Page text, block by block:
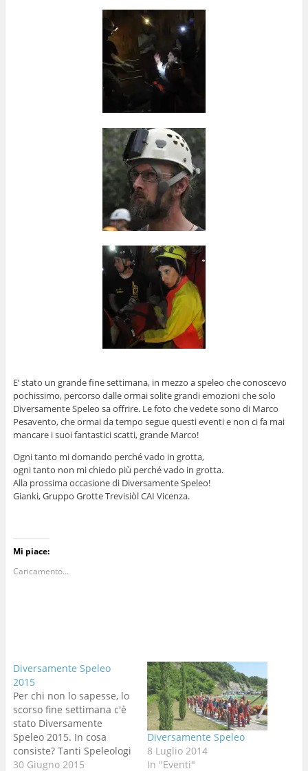
E’ stato un grande fine settimana, in mezzo a speleo che conoscevo
pochissimo, percorso dalle ormai solite grandi emozioni che solo
Diversamente Speleo sa offrire. Le foto che vedete sono di Marco
Pesavento, che ormai da tempo segue questi eventi e non ci fa mai
mancare i suoi fantastici scatti, grande Marco!
Ogni tanto mi domando perché vado in grotta,
ogni tanto non mi chiedo più perché vado in grotta.
Alla prossima occasione di Diversamente Speleo!
Gianki, Gruppo Grotte Trevisiòl CAI Vicenza.
Mi piace:
Caricamento...
Diversamente Speleo
2015
Per chi non lo sapesse, lo
scorso fine settimana c'è
stato Diversamente
Speleo 2015. In cosa
consiste? Tanti Speleologi
e Speleologhe si ritrovano
30 Giugno 2015
Diversamente Speleo
8 Luglio 2014
In "Eventi"